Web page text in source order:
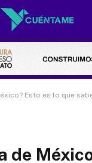
Esto es lo que
de